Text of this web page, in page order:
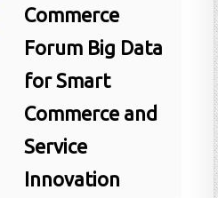
Commerce
Forum Big Data
for Smart
Commerce and
Service
Innovation